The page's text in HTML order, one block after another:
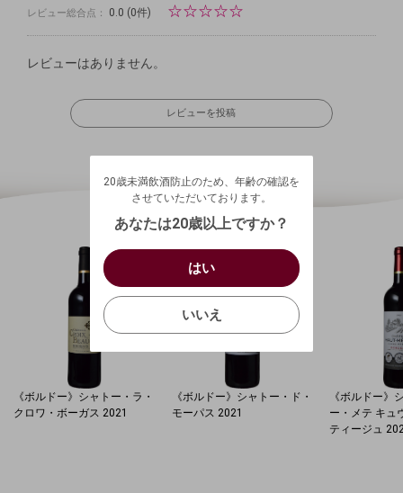
お買い物を続ける カートへ進む
レビュー総合点： 0.0 (0件) ☆☆☆☆☆
レビューはありません。
レビューを投稿
《ボルドー》シャトー・ラ・
クロワ・ボーガス 2021
《ボルドー》シャトー・ド・
モーパス 2021
《ボルドー》
ー・メテ キュ
ティージュ
20歳未満飲酒防止のため、年齢の確認を
させていただいております。
あなたは20歳以上ですか？
はい
いいえ
生年月日を入力してください。
西暦
/
確認する
ログアウトします。よろしいですか？
いいえ